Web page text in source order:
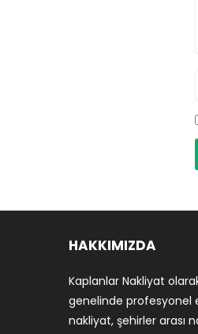
HAKKIMIZDA
Kaplanlar Nakliyat
genelinde profesyonel
nakliyat, şehirler arası